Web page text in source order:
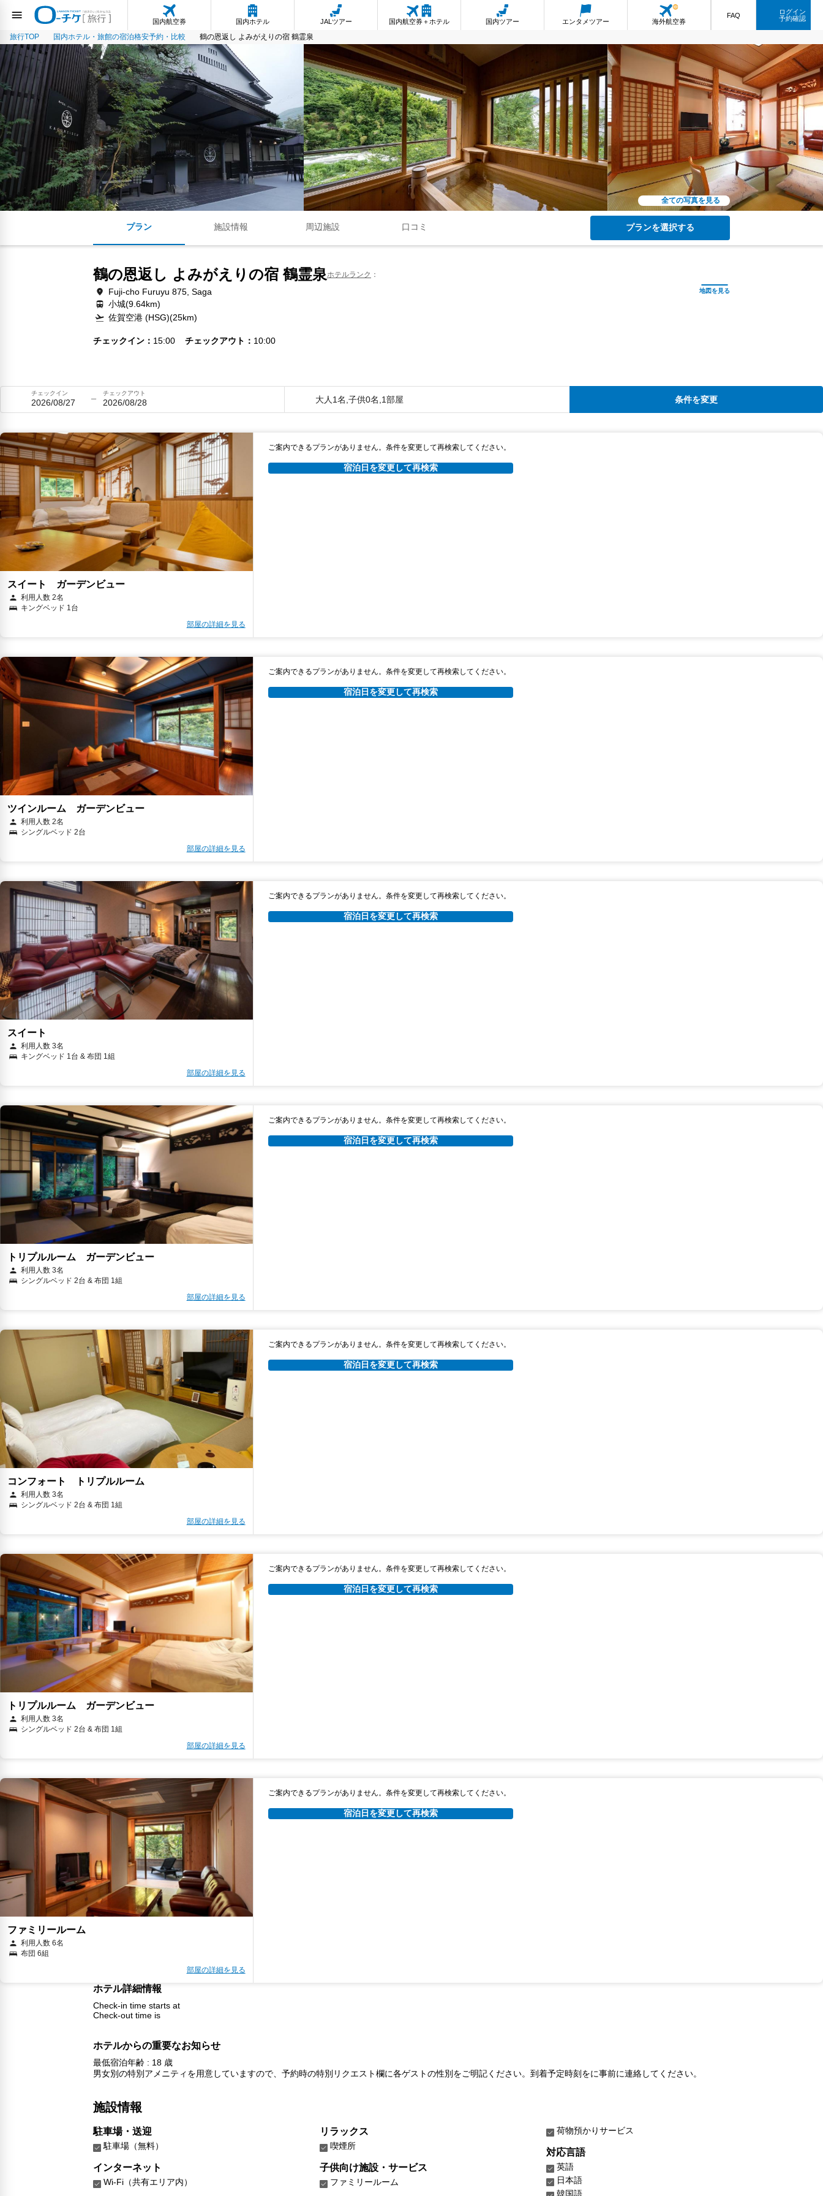
国内航空券 国内ホテル JALツアー 国内航空券＋ホテル 国内ツアー エンタメツアー 海外航空券
FAQ
ログイン
予約確認
旅行TOP 国内ホテル・旅館の宿泊格安予約・比較 鶴の恩返し よみがえりの宿 鶴霊泉
全ての写真を見る
プラン 施設情報 周辺施設 口コミ プランを選択する
鶴の恩返し よみがえりの宿 鶴霊泉ホテルランク
Fuji-cho Furuyu 875, Saga
小城(9.64km)
佐賀空港 (HSG)(25km)
チェックイン 15:00 チェックアウト 10:00
チェックイン
2026/08/27
チェックアウト
2026/08/28 大人1名,子供0名,1部屋 条件を変更
スイート ガーデンビュー
利用人数 2名
キングベッド 1台
部屋の詳細を見る
ご案内できるプランがありません。条件を変更して再検索してください。
宿泊日を変更して再検索
ツインルーム ガーデンビュー
利用人数 2名
シングルベッド 2台
部屋の詳細を見る
ご案内できるプランがありません。条件を変更して再検索してください。
宿泊日を変更して再検索
スイート
利用人数 3名
キングベッド 1台 & 布団 1組
部屋の詳細を見る
ご案内できるプランがありません。条件を変更して再検索してください。
宿泊日を変更して再検索
トリプルルーム ガーデンビュー
利用人数 3名
シングルベッド 2台 & 布団 1組
部屋の詳細を見る
ご案内できるプランがありません。条件を変更して再検索してください。
宿泊日を変更して再検索
コンフォート トリプルルーム
利用人数 3名
シングルベッド 2台 & 布団 1組
部屋の詳細を見る
ご案内できるプランがありません。条件を変更して再検索してください。
宿泊日を変更して再検索
トリプルルーム ガーデンビュー
利用人数 3名
シングルベッド 2台 & 布団 1組
部屋の詳細を見る
ご案内できるプランがありません。条件を変更して再検索してください。
宿泊日を変更して再検索
ファミリールーム
利用人数 6名
布団 6組
部屋の詳細を見る
ご案内できるプランがありません。条件を変更して再検索してください。
宿泊日を変更して再検索
ホテル詳細情報
Check-in time starts at
Check-out time is
ホテルからの重要なお知らせ
最低宿泊年齢 : 18 歳
男女別の特別アメニティを用意していますので、予約時の特別リクエスト欄に各ゲストの性別をご明記ください。到着予定時刻をに事前に連絡してください。
施設情報
駐車場・送迎
駐車場（無料）
インターネット
Wi-Fi（共有エリア内）
リラックス
喫煙所
子供向け施設・サービス
ファミリールーム
荷物預かりサービス
対応言語
英語
日本語
韓国語